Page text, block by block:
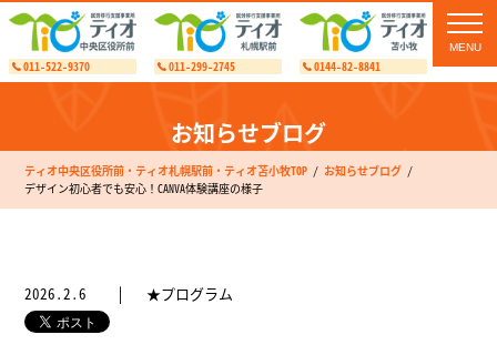
011-522-9370 011-299-2745 0144-82-8841
お知らせブログ
ティオ中央区役所前・ティオ札幌駅前・ティオ苫小牧TOP
お知らせブログ
デザイン初心者でも安心！CANVA体験講座の様子
2026.2.6 ★プログラム